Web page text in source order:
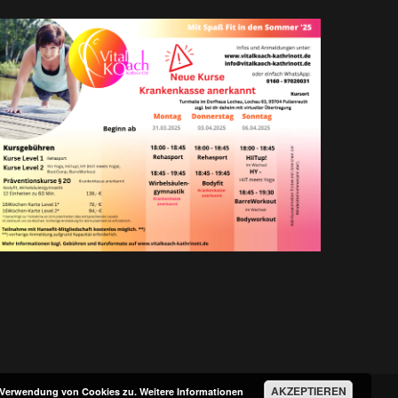
von Cookies zu.Weitere Informationen AKZEPTIEREN